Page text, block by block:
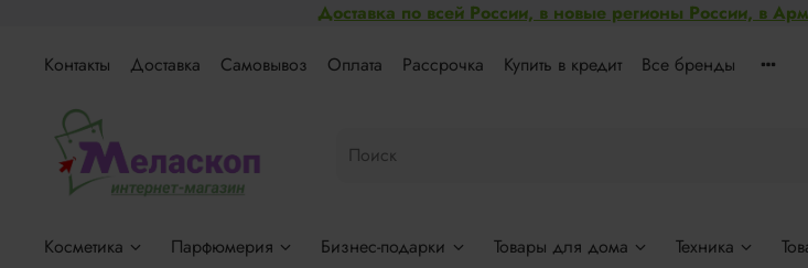
Доставка по всей России, в новые регионы России, в
Контакты Доставка Самовывоз Оплата Рассрочка Купить в кредит Все бренды
Косметика Парфюмерия Бизнес-подарки Товары для дома Техника